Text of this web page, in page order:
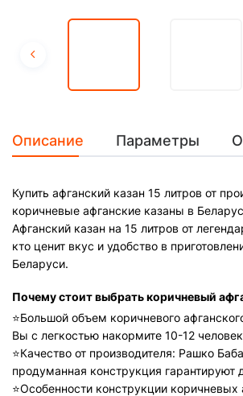
Описание Параметры
Купить афганский казан 15 литров от
коричневые афганские казаны в
Афганский казан на 15 литров от
кто ценит вкус и удобство в
Беларуси.
Почему стоит выбрать коричневый
⭐️Большой объем коричневого
Вы с легкостью накормите 10-12
⭐️Качество от производителя: Рашко
продуманная конструкция гарантируют
⭐️Особенности конструкции